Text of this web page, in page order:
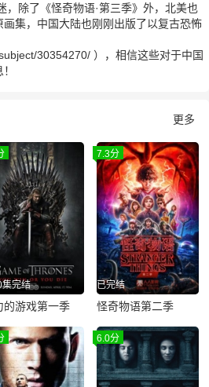
，除了《怪奇物语·第三季》外，北美也
集，中国大陆也刚刚出版了以复古恐怖
30354270/ ），相信这些对于中国
更多
集完结
的游戏第一季
7.3分
已完结
怪奇物语第二季
6.0分